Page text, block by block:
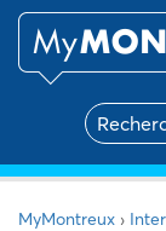
MyMontreux ›